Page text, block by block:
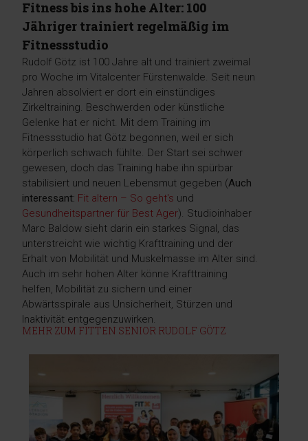
Fitness bis ins hohe Alter: 100
Jähriger trainiert regelmäßig im
Fitnessstudio
Rudolf Götz ist 100 Jahre alt und trainiert zweimal
pro Woche im Vitalcenter Fürstenwalde. Seit neun
Jahren absolviert er dort ein einstündiges
Zirkeltraining. Beschwerden oder künstliche
Gelenke hat er nicht. Mit dem Training im
Fitnessstudio hat Götz begonnen, weil er sich
körperlich schwach fühlte. Der Start sei schwer
gewesen, doch das Training habe ihn spürbar
stabilisiert und neuen Lebensmut gegeben (Auch
interessant: Fit altern – So geht's und
Gesundheitspartner für Best Ager). Studioinhaber
Marc Baldow sieht darin ein starkes Signal, das
unterstreicht wie wichtig Krafttraining und der
Erhalt von Mobilität und Muskelmasse im Alter sind.
Auch im sehr hohen Alter könne Krafttraining
helfen, Mobilität zu sichern und einer
Abwärtsspirale aus Unsicherheit, Stürzen und
Inaktivität entgegenzuwirken.
MEHR ZUM FITTEN SENIOR RUDOLF GÖTZ